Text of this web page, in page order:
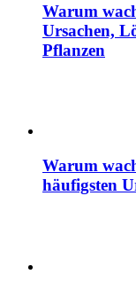
Warum
Ursachen,
Pflanzen
Warum
häufigsten